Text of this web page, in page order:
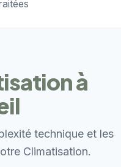
à
technique et les
Climatisation.